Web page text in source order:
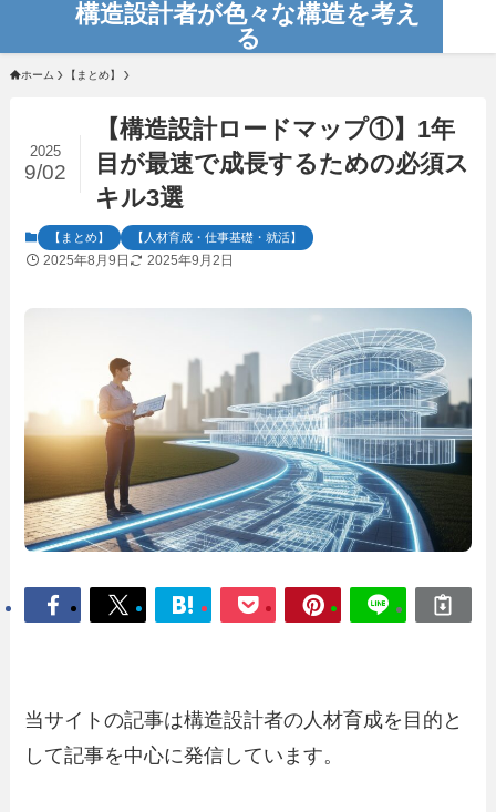
構造設計者が色々な構造を考え
る
ホーム 【まとめ】
【構造設計ロードマップ①】1年
目が最速で成長するための必須ス
キル3選
2025
9/02
【まとめ】 【人材育成・仕事基礎・就活】
2025年8月9日 2025年9月2日
当サイトの記事は構造設計者の人材育成を目的と
して記事を中心に発信しています。